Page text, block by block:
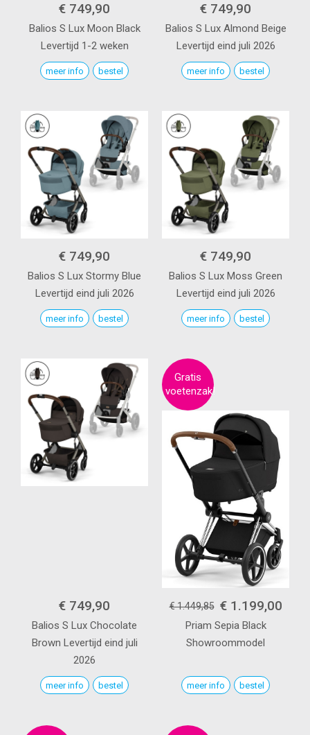
€ 749,90
Balios S Lux Moon Black
Levertijd 1-2 weken
meer info bestel
€ 749,90
Balios S Lux Almond Beige
Levertijd eind juli 2026
meer info bestel
€ 749,90
Balios S Lux Stormy Blue
Levertijd eind juli 2026
meer info bestel
€ 749,90
Balios S Lux Moss Green
Levertijd eind juli 2026
meer info bestel
€ 749,90
Balios S Lux Chocolate
Brown Levertijd eind juli
2026
meer info bestel
€ 1.449,85 € 1.199,00
Priam Sepia Black
Showroommodel
meer info bestel